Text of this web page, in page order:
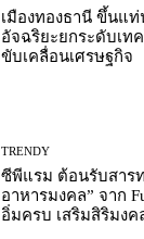
เมืองทองธานี ขึ้นแท่
อัจฉริยะยกระดับเท
ขับเคลื่อนเศรษฐกิจ
TRENDY
ซีพีแรม ต้อนรับสาร
อาหารมงคล” จาก
อิ่มครบ เสริมสิริมงค